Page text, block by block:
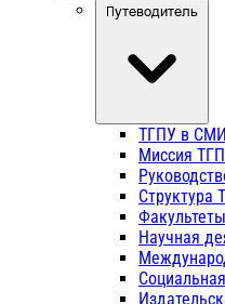
Путеводитель
ТГПУ в СМИ
Миссия
Структура
Научная